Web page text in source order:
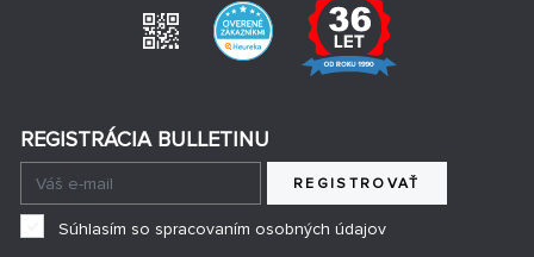
REGISTRÁCIA BULLETINU
REGISTROVAŤ
Súhlasím so spracovaním osobných údajov